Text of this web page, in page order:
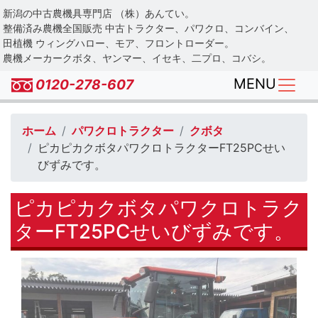
Skip
to
main
content
新潟の中古農機具専門店 （株）あんてい。
整備済み農機全国販売 中古トラクター、パワクロ、コンバイン、
田植機 ウィングハロー、モア、フロントローダー。
農機メーカークボタ、ヤンマー、イセキ、二プロ、コバシ。
0120-278-607 MENU
ホーム パワクロトラクター
クボタ
ピカピカクボタパワクロトラクターFT25PCせい
びずみです。
ピカピカクボタパワクロトラク
ターFT25PCせいびずみです。